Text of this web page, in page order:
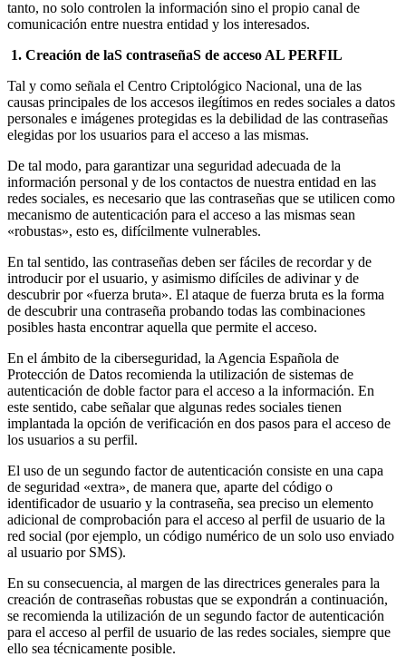
tanto, no solo controlen la información sino el propio canal de
comunicación entre nuestra entidad y los interesados.
1. Creación de laS contraseñaS de acceso AL PERFIL
Tal y como señala el Centro Criptológico Nacional, una de las
causas principales de los accesos ilegítimos en redes sociales a datos
personales e imágenes protegidas es la debilidad de las contraseñas
elegidas por los usuarios para el acceso a las mismas.
De tal modo, para garantizar una seguridad adecuada de la
información personal y de los contactos de nuestra entidad en las
redes sociales, es necesario que las contraseñas que se utilicen como
mecanismo de autenticación para el acceso a las mismas sean
«robustas», esto es, difícilmente vulnerables.
En tal sentido, las contraseñas deben ser fáciles de recordar y de
introducir por el usuario, y asimismo difíciles de adivinar y de
descubrir por «fuerza bruta». El ataque de fuerza bruta es la forma
de descubrir una contraseña probando todas las combinaciones
posibles hasta encontrar aquella que permite el acceso.
En el ámbito de la ciberseguridad, la Agencia Española de
Protección de Datos recomienda la utilización de sistemas de
autenticación de doble factor para el acceso a la información. En
este sentido, cabe señalar que algunas redes sociales tienen
implantada la opción de verificación en dos pasos para el acceso de
los usuarios a su perfil.
El uso de un segundo factor de autenticación consiste en una capa
de seguridad «extra», de manera que, aparte del código o
identificador de usuario y la contraseña, sea preciso un elemento
adicional de comprobación para el acceso al perfil de usuario de la
red social (por ejemplo, un código numérico de un solo uso enviado
al usuario por SMS).
En su consecuencia, al margen de las directrices generales para la
creación de contraseñas robustas que se expondrán a continuación,
se recomienda la utilización de un segundo factor de autenticación
para el acceso al perfil de usuario de las redes sociales, siempre que
ello sea técnicamente posible.